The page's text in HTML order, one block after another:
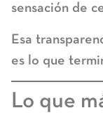
sensación de
Esa
es lo que
Lo que